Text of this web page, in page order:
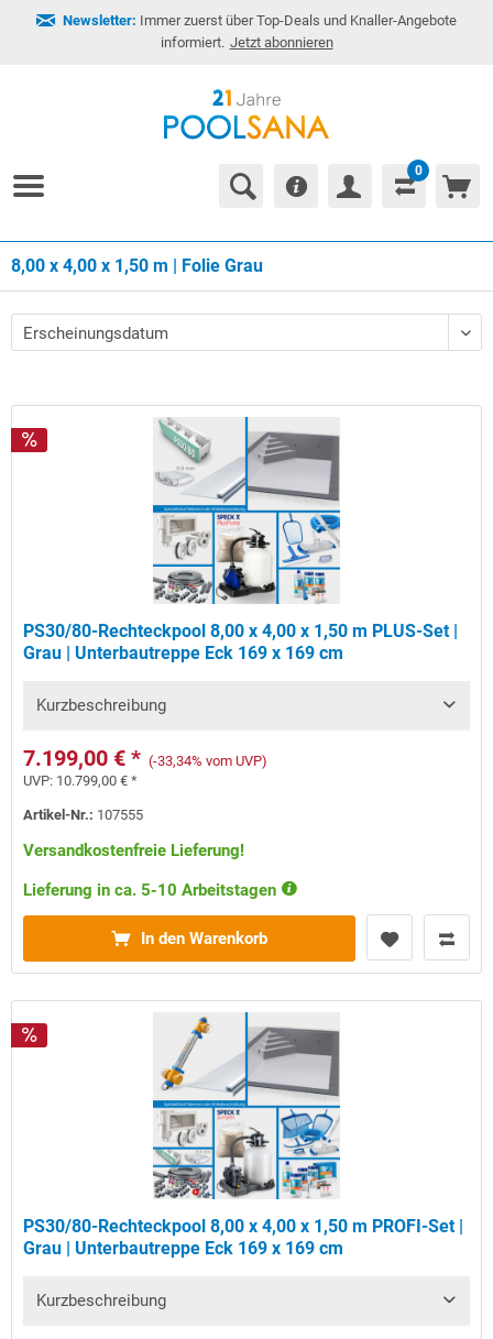
Newsletter: Immer zuerst über Top-Deals und Knaller-Angebote
informiert. Jetzt abonnieren
0
8,00 x 4,00 x 1,50 m | Folie Grau
PS30/80-Rechteckpool 8,00 x 4,00 x 1,50 m PLUS-Set |
Grau | Unterbautreppe Eck 169 x 169 cm
Kurzbeschreibung
7.199,00 € * (-33,34% vom UVP)
UVP: 10.799,00 € *
Artikel-Nr.: 107555
Versandkostenfreie Lieferung!
Lieferung in ca. 5-10 Arbeitstagen
In den Warenkorb
PS30/80-Rechteckpool 8,00 x 4,00 x 1,50 m PROFI-Set |
Grau | Unterbautreppe Eck 169 x 169 cm
Kurzbeschreibung